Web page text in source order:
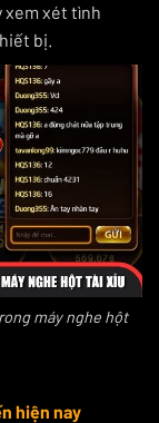
xem xét tình
bị.
máy nghe hột
hiện nay